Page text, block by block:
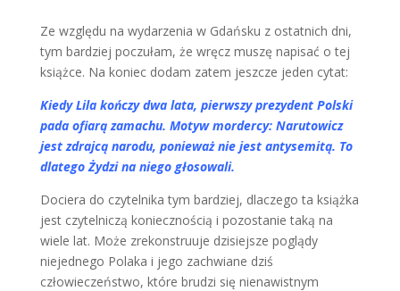
Ze względu na wydarzenia w Gdańsku z ostatnich dni,
tym bardziej poczułam, że wręcz muszę napisać o tej
książce. Na koniec dodam zatem jeszcze jeden cytat:
Kiedy Lila kończy dwa lata, pierwszy prezydent Polski
pada ofiarą zamachu. Motyw mordercy: Narutowicz
jest zdrajcą narodu, ponieważ nie jest antysemitą. To
dlatego Żydzi na niego głosowali.
Dociera do czytelnika tym bardziej, dlaczego ta książka
jest czytelniczą koniecznością i pozostanie taką na
wiele lat. Może zrekonstruuje dzisiejsze poglądy
niejednego Polaka i jego zachwiane dziś
człowieczeństwo, które brudzi się nienawistnym